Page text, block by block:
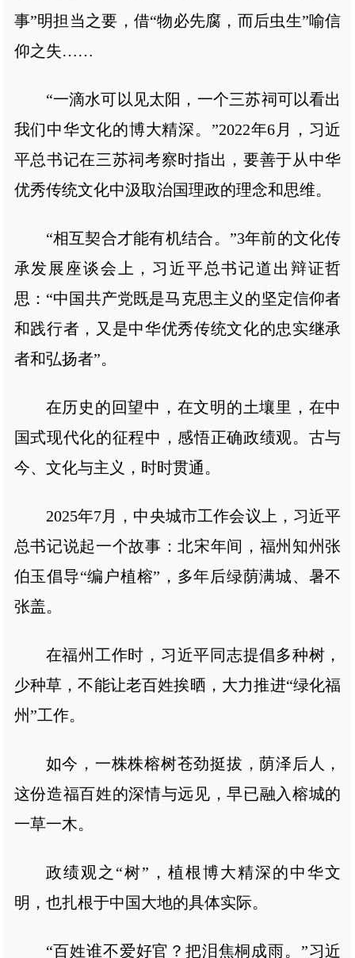
事”明担当之要，借“物必先腐，而后虫生”喻信
仰之失……
“一滴水可以见太阳，一个三苏祠可以看出
我们中华文化的博大精深。”2022年6月，习近
平总书记在三苏祠考察时指出，要善于从中华
优秀传统文化中汲取治国理政的理念和思维。
“相互契合才能有机结合。”3年前的文化传
承发展座谈会上，习近平总书记道出辩证哲
思：“中国共产党既是马克思主义的坚定信仰者
和践行者，又是中华优秀传统文化的忠实继承
者和弘扬者”。
在历史的回望中，在文明的土壤里，在中
国式现代化的征程中，感悟正确政绩观。古与
今、文化与主义，时时贯通。
2025年7月，中央城市工作会议上，习近平
总书记说起一个故事：北宋年间，福州知州张
伯玉倡导“编户植榕”，多年后绿荫满城、暑不
张盖。
在福州工作时，习近平同志提倡多种树，
少种草，不能让老百姓挨晒，大力推进“绿化福
州”工作。
如今，一株株榕树苍劲挺拔，荫泽后人，
这份造福百姓的深情与远见，早已融入榕城的
一草一木。
政绩观之“树”，植根博大精深的中华文
明，也扎根于中国大地的具体实际。
“百姓谁不爱好官？把泪焦桐成雨。”习近